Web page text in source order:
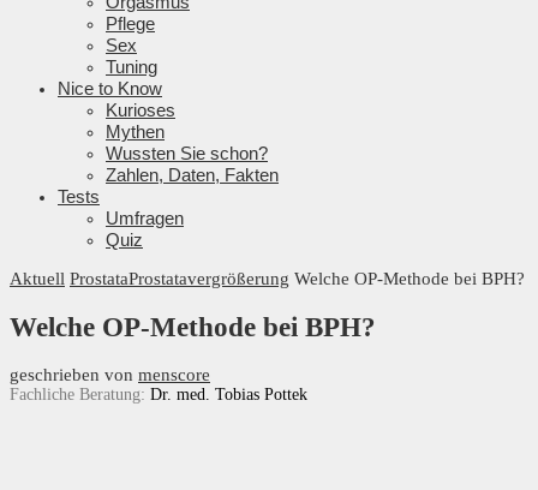
Pflege
Sex
Tuning
Nice to Know
Kurioses
Mythen
Wussten Sie schon?
Zahlen, Daten, Fakten
Tests
Umfragen
Quiz
Aktuell ProstataProstatavergrößerung Welche OP-Methode bei BPH?
Welche OP-Methode bei BPH?
geschrieben von menscore
Fachliche Beratung: Dr. med. Tobias Pottek